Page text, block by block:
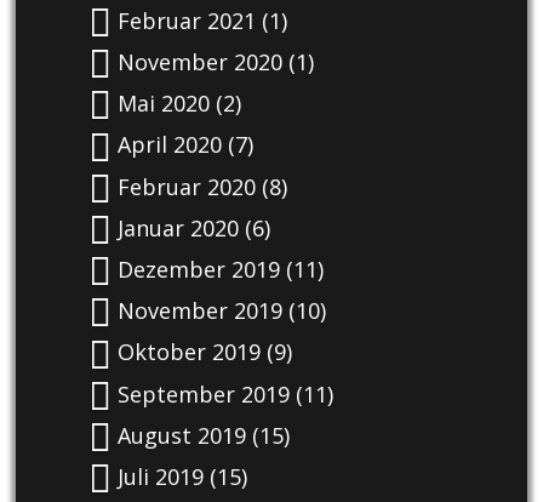
Februar 2021 (1)
November 2020(1)
Mai 2020(2)
April 2020(7)
Februar 2020(8)
Januar 2020(6)
Dezember 2019(11)
November 2019(10)
Oktober 2019(9)
September 2019(11)
August 2019(15)
Juli 2019(15)